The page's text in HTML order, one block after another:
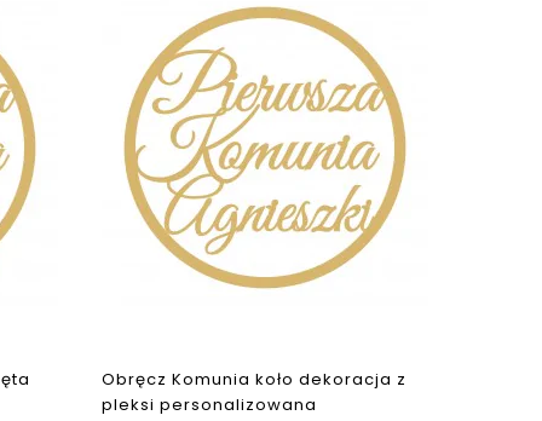
Obręcz Komunia koło dekoracja z
pleksi personalizowana